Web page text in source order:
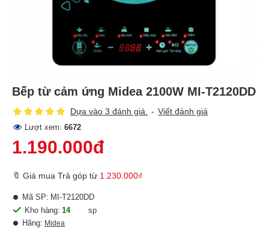
Bếp từ cảm ứng Midea 2100W MI-T2120DD
Dựa vào 3 đánh giá. - Viết đánh giá
Lượt xem: 6672
1.190.000đ
🔖 Giá mua Trả góp từ 1.230.000₫
Kho hàng: 14
sp
Hãng: Midea
Mã SP: MI-T2120DD